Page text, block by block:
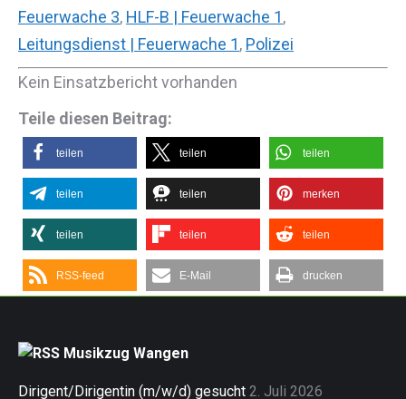
Feuerwache 3, HLF-B | Feuerwache 1,
Leitungsdienst | Feuerwache 1, Polizei
Kein Einsatzbericht vorhanden
Teile diesen Beitrag:
teilen teilen teilen
teilen teilen merken
teilen teilen teilen
RSS-feed E-Mail drucken
Musikzug Wangen
Dirigent/Dirigentin (m/w/d) gesucht 2. Juli 2026